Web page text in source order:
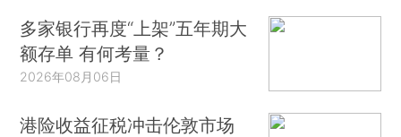
多家银行再度“上架”五年期大
额存单 有何考量？
2026年08月06日
港险收益征税冲击伦敦市场